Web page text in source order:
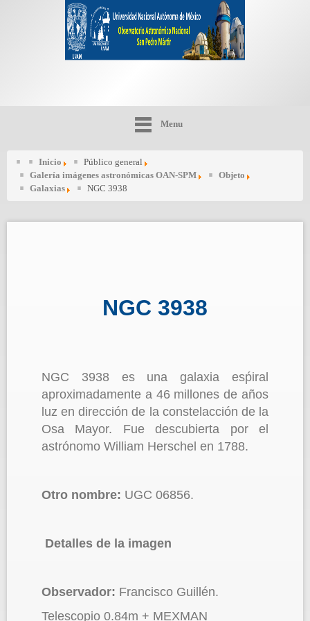
Menu
Inicio
Público general
Galería imágenes astronómicas OAN-SPM
Objeto
Galaxias
NGC 3938
NGC 3938
NGC 3938 es una galaxia esṕiral
aproximadamente a 46 millones de años
luz en dirección de la constelacción de la
Osa Mayor. Fue descubierta por el
astrónomo William Herschel en 1788.
Otro nombre: UGC 06856.
Detalles de la imagen
Observador: Francisco Guillén.
Telescopio 0.84m + MEXMAN